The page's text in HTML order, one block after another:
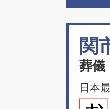
関
葬儀
日本